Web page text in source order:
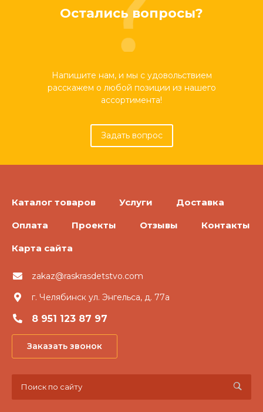
Остались вопросы?
Напишите нам, и мы с удовольствием
расскажем о любой позиции из нашего
ассортимента!
Задать вопрос
Каталог товаров Услуги Доставка
Оплата Проекты Отзывы Контакты
Карта сайта
zakaz@raskrasdetstvo.com
г. Челябинск ул. Энгельса, д. 77а
8 951 123 87 97
Заказать звонок